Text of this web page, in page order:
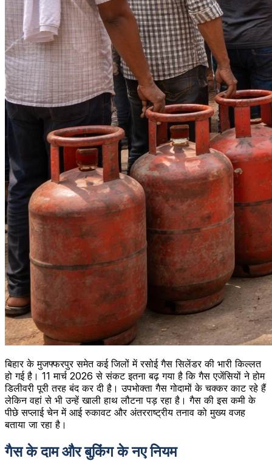
बिहार के मुजफ्फरपुर समेत कई जिलों में रसोई गैस सिलेंडर की भारी किल्लत
हो गई है। 11 मार्च 2026 से संकट इतना बढ़ गया है कि गैस एजेंसियों ने होम
डिलीवरी पूरी तरह बंद कर दी है। उपभोक्ता गैस गोदामों के चक्कर काट रहे हैं
लेकिन वहां से भी उन्हें खाली हाथ लौटना पड़ रहा है। गैस की इस कमी के
पीछे सप्लाई चेन में आई रुकावट और अंतरराष्ट्रीय तनाव को मुख्य वजह
बताया जा रहा है।
गैस के दाम और बुकिंग के नए नियम